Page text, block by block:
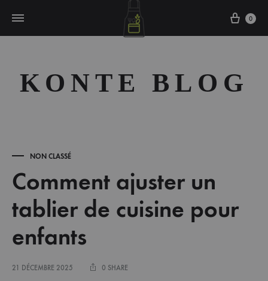
Cart
0
KONTE BLOG
NON CLASSÉ
Comment ajuster un
tablier de cuisine pour
enfants
21 DÉCEMBRE 2025 0 SHARE